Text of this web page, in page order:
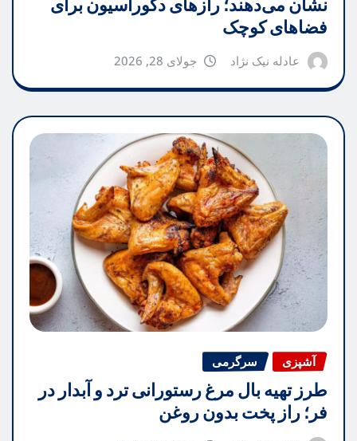
نشان می‌دهند؛ رازهای دکوراسیون برای
فضاهای کوچک
عادله نیک نژاد جولای 28, 2026
آشپزی سرگرمی
طرز تهیه بال مرغ رستورانی ترد و آبدار در
فر؛ راز پخت بدون روغن